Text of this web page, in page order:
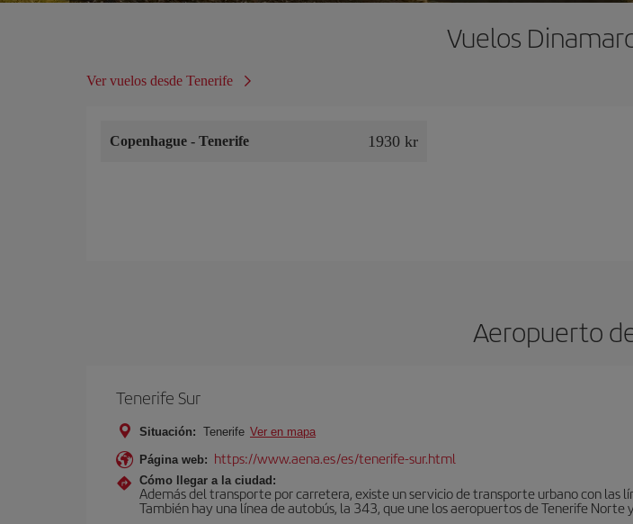
Vuelos
Ver vuelos desde Tenerife
Copenhague - Tenerife 1930 kr
Aeropuerto
Tenerife Sur
Situación: Tenerife Ver en mapa
Página web: https://www.aena.es/es/tenerife-sur.html
Cómo llegar a la ciudad:
Además del transporte por carretera, existe un servicio de transporte urbano con las
También hay una línea de autobús, la 343, que une los aeropuertos de Tenerife Norte